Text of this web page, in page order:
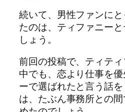
続いて、男性ファンに
たのは、ティファニー
しょう。
前回の投稿で、ティテ
中でも、恋より仕事を
ーで選ばれたと言う話
は、たぶん事務所との